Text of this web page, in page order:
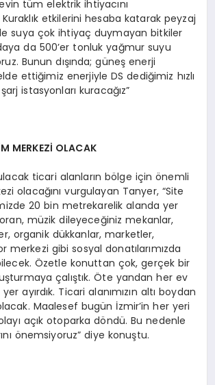
tüm elektrik ihtiyacını
Kuraklık etkilerini hesaba katarak peyzaj
suya çok ihtiyaç duymayan bitkiler
da 500’er tonluk yağmur suyu
Bunun dışında; güneş enerji
ettiğimiz enerjiyle DS dediğimiz hızlı
istasyonları kuracağız”
MERKEZİ OLACAK
ticari alanların bölge için önemli
olacağını vurgulayan Tanyer, “Site
20 bin metrekarelik alanda yer
müzik dileyeceğiniz mekanlar,
organik dükkanlar, marketler,
merkezi gibi sosyal donatılarımızda
Özetle konuttan çok, gerçek bir
çalıştık. Öte yandan her ev
ayırdık. Ticari alanımızın altı boydan
Maalesef bugün İzmir’in her yeri
açık otoparka döndü. Bu nedenle
önemsiyoruz” diye konuştu.